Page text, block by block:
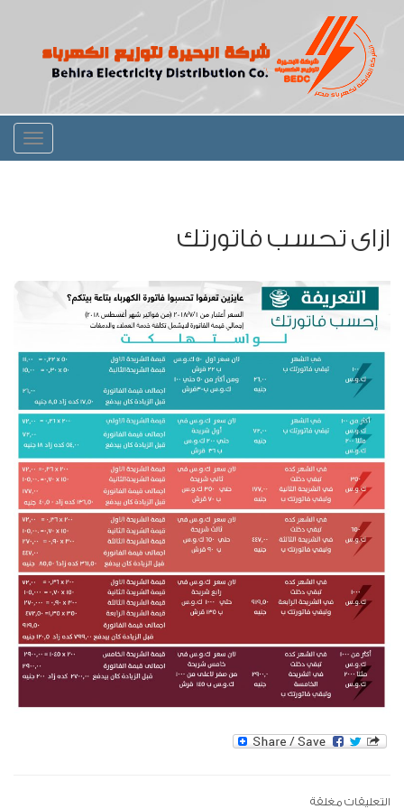
Toggle
ازاى تحسب فاتورتك
التعليقات مغلقة